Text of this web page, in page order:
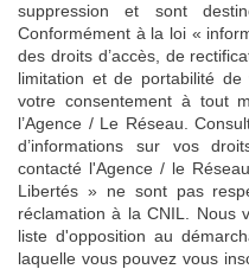
suppression et sont
Conformément à la loi «
des droits d’accès, de
limitation et de portabilité
votre consentement à tout
l’Agence / Le Réseau.
d’informations sur vos
contacté l'Agence / le
Libertés » ne sont pas
réclamation à la CNIL. Nous
liste d'opposition au
laquelle vous pouvez vous